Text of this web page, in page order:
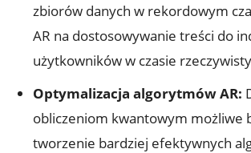
zbiorów danych w rekordowym
AR na dostosowywanie treści do
użytkowników w czasie
Optymalizacja algorytmów AR:
obliczeniom kwantowym możliwe
tworzenie bardziej efektywnych